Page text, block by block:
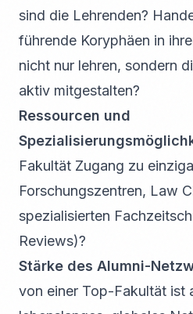
sind die Lehrenden?
führende Koryphäen in
nicht nur lehren, sondern
aktiv mitgestalten?
Ressourcen und
Fakultät Zugang zu
Forschungszentren, Law
spezialisierten
Reviews)?
Stärke des Alumni-
von einer Top-Fakultät ist